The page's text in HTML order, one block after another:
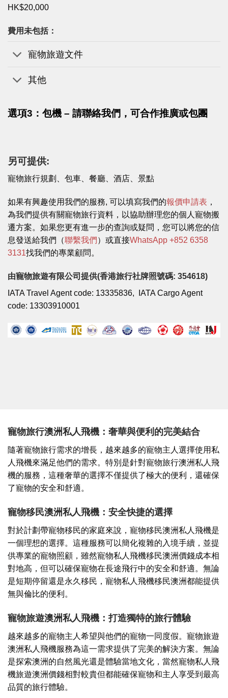
HK$20,000
費用未包括：
寵物旅遊文件
其他
選項3：包機 – 請聯絡我們，可合作推廣或包團
另可提供:
寵物旅行規劃、包車、餐廳、酒店、景點
如果有興趣使用我們的服務, 可以填寫我們的報價申請表 ，
為我們提供有關寵物旅行資料，以協助辦理您的個人寵物搬
遷方案。如果您更有進一步的查詢或疑問，您可以將您的信
息發送給我們（聯繫我們 ）或直接WhatsApp +852 6358
3131找我們的專業顧問。
由寵物旅遊有限公司提供(香港旅行社牌照號碼: 354618)
IATA Travel Agent code: 13335836, IATA Cargo Agent
code: 13303910001
寵物旅行澳洲私人飛機：奢華與便利的完美結合
隨著寵物旅行需求的增長，越來越多的寵物主人選擇使用私
人飛機來滿足他們的需求。特別是針對寵物旅行澳洲私人飛
機的服務，這種奢華的選擇不僅提供了極大的便利，還確保
了寵物的安全和舒適。
寵物移民澳洲私人飛機：安全快捷的選擇
對於計劃帶寵物移民的家庭來說，寵物移民澳洲私人飛機是
一個理想的選擇。這種服務可以簡化複雜的入境手續，並提
供專業的寵物照顧，雖然寵物私人飛機移民澳洲價錢成本相
對地高，但可以確保寵物在長途飛行中的安全和舒適。無論
是短期停留還是永久移民，寵物私人飛機移民澳洲都能提供
無與倫比的便利。
寵物旅遊澳洲私人飛機：打造獨特的旅行體驗
越來越多的寵物主人希望與他們的寵物一同度假。寵物旅遊
澳洲私人飛機服務為這一需求提供了完美的解決方案。無論
是探索澳洲的自然風光還是體驗當地文化，當然寵物私人飛
機旅遊澳洲價錢相對較貴但都能確保寵物和主人享受到最高
品質的旅行體驗。